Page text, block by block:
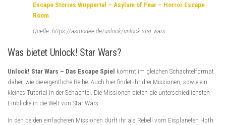
Escape Stories Wuppertal – Asylum of Fear – Horror Escape
Room
Quelle: https://asmodee.de/unlock/unlock-star-wars
Was bietet Unlock! Star Wars?
Unlock! Star Wars – Das Escape Spiel kommt im gleichen Schachtelformat
daher, wie die eigentliche Reihe. Auch hier findet ihr drei Missionen, sowie ein
kleines Tutorial in der Schachtel. Die Missionen bieten die unterschiedlichsten
Einblicke in die Welt von Star Wars.
In den beiden einfacheren Missionen dürft ihr als Rebell vom Eisplaneten Hoth